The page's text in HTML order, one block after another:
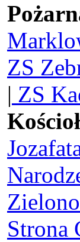
ZS
| ZS
Strona